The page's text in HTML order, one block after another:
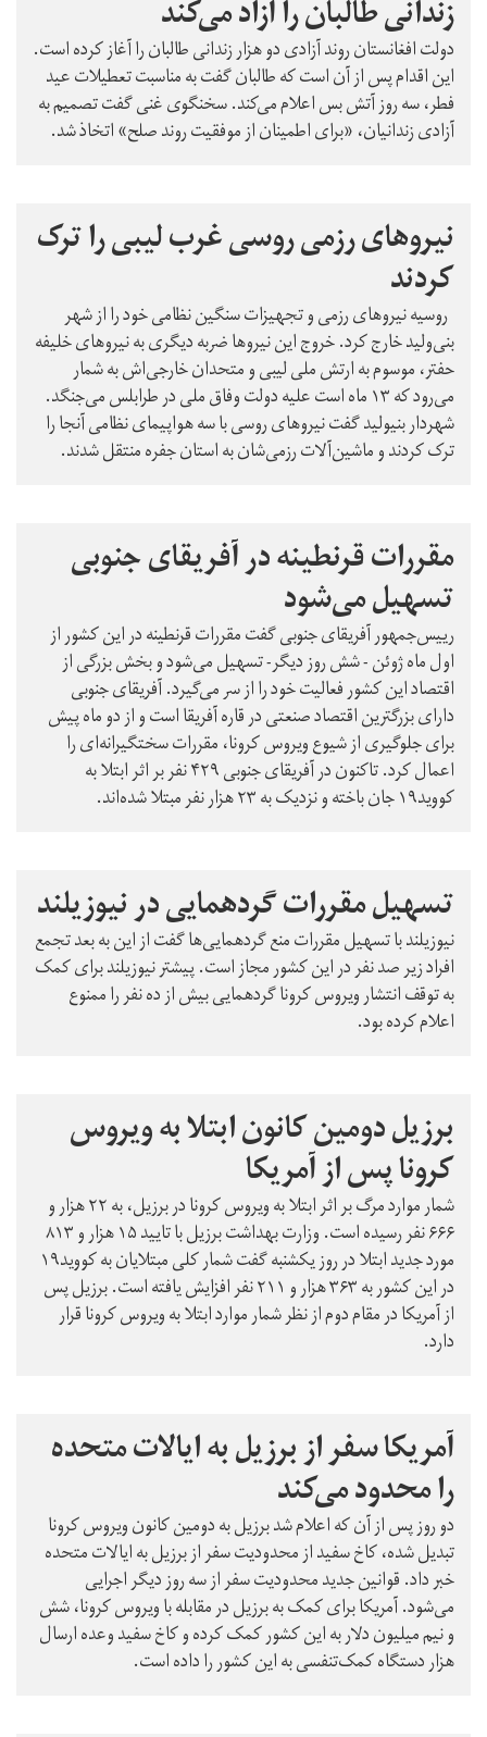
زندانی طالبان را آزاد می‌کند
دولت افغانستان روند آزادی دو هزار زندانی طالبان را آغاز کرده است.
این اقدام پس از آن است که طالبان گفت به مناسبت تعطیلات عید
فطر، سه روز آتش بس اعلام می‌کند. سخنگوی غنی گفت تصمیم به
آزادی زندانیان، «برای اطمینان از موفقیت روند صلح» اتخاذ شد.
نیروهای رزمی روسی غرب لیبی را ترک
کردند
روسیه نیروهای رزمی و تجهیزات سنگین نظامی خود را از شهر
بنی‌‌ولید خارج کرد. خروج این نیروها ضربه دیگری به نیروهای خلیفه
حفتر، موسوم به ارتش ملی لیبی و متحدان خارجی‌اش به شمار
می‌رود که ۱۳ ماه است علیه دولت وفاق ملی در طرابلس می‌جنگد.
شهردار بنیولید گفت نیروهای روسی با سه هواپیمای نظامی آنجا را
ترک کردند و ماشین‌آلات رزمی‌شان به استان جفره منتقل شدند.
مقررات قرنطینه در آفریقای جنوبی
تسهیل می‌شود
رییس‌جمهور آفریقای جنوبی گفت مقررات قرنطینه در این کشور از
اول ماه ژوئن - شش روز دیگر- تسهیل می‌شود و بخش بزرگی از
اقتصاد این کشور فعالیت خود را از سر می‌گیرد. آفریقای جنوبی
دارای بزرگترین اقتصاد صنعتی در قاره آفریقا است و از دو ماه پیش
برای جلوگیری از شیوع ویروس کرونا، مقررات سختگیرانه‌ای را
اعمال کرد. تاکنون در آفریقای جنوبی ۴۲۹ نفر بر اثر ابتلا به
کووید۱۹ جان باخته و نزدیک به ۲۳ هزار نفر مبتلا شده‌اند.
تسهیل مقررات گردهمایی در نیوزیلند
نیوزیلند با تسهیل مقررات منع گردهمایی‌ها گفت از این به بعد تجمع
افراد زیر صد نفر در این کشور مجاز است. پیشتر نیوزیلند برای کمک
به توقف انتشار ویروس کرونا گردهمایی بیش از ده نفر را ممنوع
اعلام کرده بود.
برزیل دومین کانون ابتلا به ویروس
کرونا پس از آمریکا
شمار موارد مرگ بر اثر ابتلا به ویروس کرونا در برزیل، به ۲۲ هزار و
۶۶۶ نفر رسیده است. وزارت بهداشت برزیل با تایید ۱۵ هزار و ۸۱۳
مورد جدید ابتلا در روز یکشنبه گفت شمار کلی مبتلایان به کووید۱۹
در این کشور به ۳۶۳ هزار و ۲۱۱ نفر افزایش یافته است. برزیل پس
از آمریکا در مقام دوم از نظر شمار موارد ابتلا به ویروس کرونا قرار
دارد.
آمریکا سفر از برزیل به ایالات متحده
را محدود می‌کند
دو روز پس از آن که اعلام شد برزیل به دومین کانون ویروس کرونا
تبدیل شده، کاخ سفید از محدودیت سفر از برزیل به ایالات متحده
خبر داد. قوانین جدید محدودیت سفر از سه روز دیگر اجرایی
می‌شود. آمریکا برای کمک به برزیل در مقابله با ویروس کرونا، شش
و نیم میلیون دلار به این کشور کمک کرده و کاخ سفید وعده ارسال
هزار دستگاه کمک‌تنفسی به این کشور را داده است.